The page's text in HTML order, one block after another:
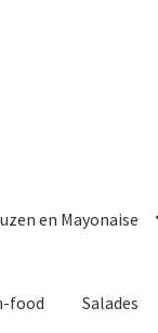
en Mayonaise
food Salades